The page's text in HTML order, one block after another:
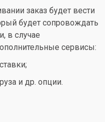
заказ будет вести
будет сопровождать
в случае
сервисы:
и др. опции.